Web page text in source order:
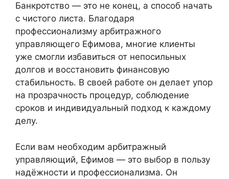
Банкротство — это не конец, а способ начать
с чистого листа. Благодаря
профессионализму арбитражного
управляющего Ефимова, многие клиенты
уже смогли избавиться от непосильных
долгов и восстановить финансовую
стабильность. В своей работе он делает упор
на прозрачность процедур, соблюдение
сроков и индивидуальный подход к каждому
делу.
Если вам необходим арбитражный
управляющий, Ефимов — это выбор в пользу
надёжности и профессионализма. Он